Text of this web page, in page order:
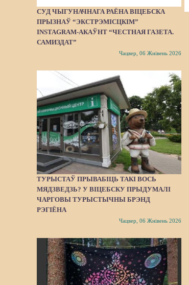
СУД ЧЫГУНАЧНАГА РАЁНА ВІЦЕБСКА
ПРЫЗНАЎ “ЭКСТРЭМІСЦКІМ”
INSTAGRAM-АКАЎНТ “ЧЕСТНАЯ ГАЗЕТА.
САМИЗДАТ”
Чацвер, 06 Жнівень 2026
ТУРЫСТАЎ ПРЫВАБІЦЬ ТАКІ ВОСЬ
МЯДЗВЕДЗЬ? У ВІЦЕБСКУ ПРЫДУМАЛІ
ЧАРГОВЫ ТУРЫСТЫЧНЫ БРЭНД
РЭГІЁНА
Чацвер, 06 Жнівень 2026